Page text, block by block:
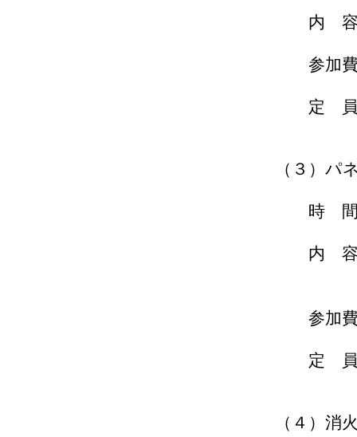
内 容：応急給水槽
参加費：
定 員：
（３）パネル展
時 間：１０
内 容：渋谷
参加費：
定 員：
（４）消火器スト